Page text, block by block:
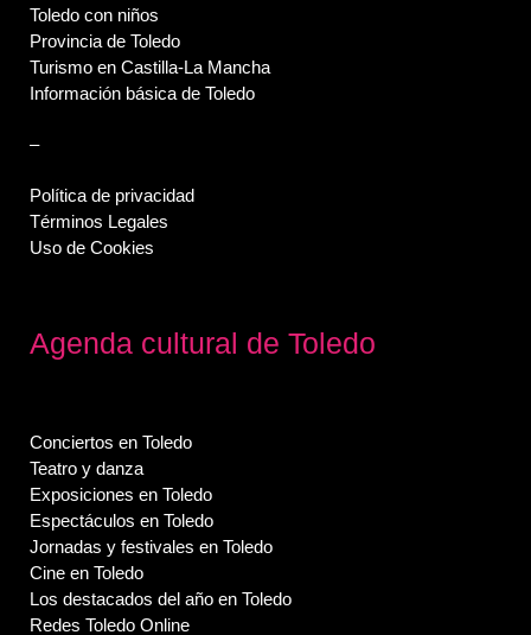
Toledo con niños
Provincia de Toledo
Turismo en Castilla-La Mancha
Información básica de Toledo
–
Política de privacidad
Términos Legales
Uso de Cookies
Agenda cultural de Toledo
Conciertos en Toledo
Teatro y danza
Exposiciones en Toledo
Espectáculos en Toledo
Jornadas y festivales en Toledo
Cine en Toledo
Los destacados del año en Toledo
Redes Toledo Online